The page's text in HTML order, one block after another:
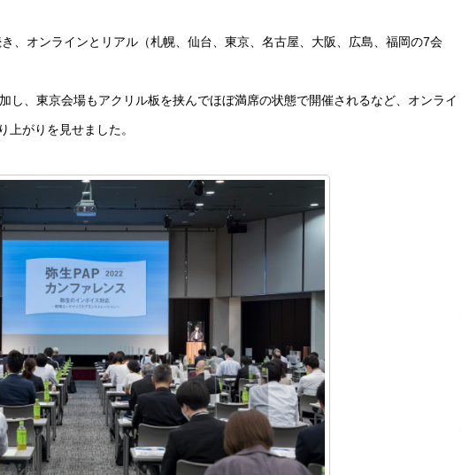
、オンラインとリアル（札幌、仙台、東京、名古屋、大阪、広島、福岡の7会
し、東京会場もアクリル板を挟んでほぼ満席の状態で開催されるなど、オンライ
上がりを見せました。